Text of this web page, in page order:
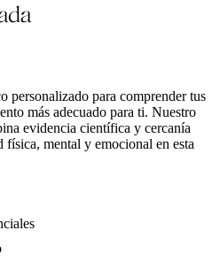
personalizado para comprender tus
más adecuado para ti. Nuestro
evidencia científica y cercanía
física, mental y emocional en esta